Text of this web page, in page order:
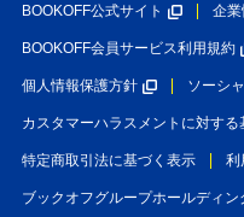
BOOKOFF公式サイト 企業
BOOKOFF会員サービス利用規約
個人情報保護方針 ソーシ
カスタマーハラスメントに対する
特定商取引法に基づく表示 利
ブックオフグループホールディン